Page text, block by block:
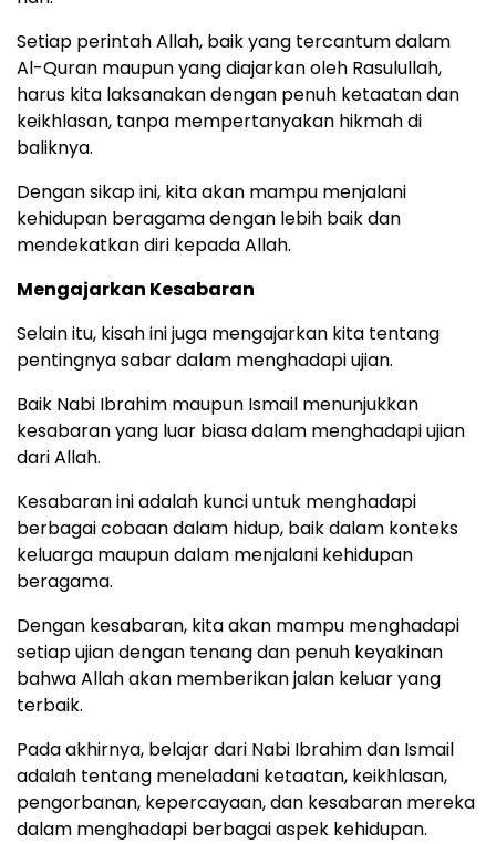
Setiap perintah Allah, baik yang tercantum dalam
Al-Quran maupun yang diajarkan oleh Rasulullah,
harus kita laksanakan dengan penuh ketaatan dan
keikhlasan, tanpa mempertanyakan hikmah di
baliknya.
Dengan sikap ini, kita akan mampu menjalani
kehidupan beragama dengan lebih baik dan
mendekatkan diri kepada Allah.
Mengajarkan Kesabaran
Selain itu, kisah ini juga mengajarkan kita tentang
pentingnya sabar dalam menghadapi ujian.
Baik Nabi Ibrahim maupun Ismail menunjukkan
kesabaran yang luar biasa dalam menghadapi ujian
dari Allah.
Kesabaran ini adalah kunci untuk menghadapi
berbagai cobaan dalam hidup, baik dalam konteks
keluarga maupun dalam menjalani kehidupan
beragama.
Dengan kesabaran, kita akan mampu menghadapi
setiap ujian dengan tenang dan penuh keyakinan
bahwa Allah akan memberikan jalan keluar yang
terbaik.
Pada akhirnya, belajar dari Nabi Ibrahim dan Ismail
adalah tentang meneladani ketaatan, keikhlasan,
pengorbanan, kepercayaan, dan kesabaran mereka
dalam menghadapi berbagai aspek kehidupan.